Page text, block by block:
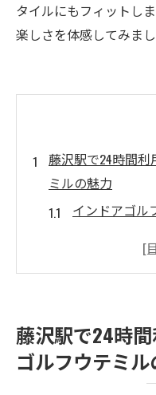
タイルにもフィットし
楽しさを体感してみまし
藤沢駅で24時間
ミルの魅力
インドアゴル
初心者に優
ルとは
駅近のインド
藤沢駅で24時
ゴルフウテミル